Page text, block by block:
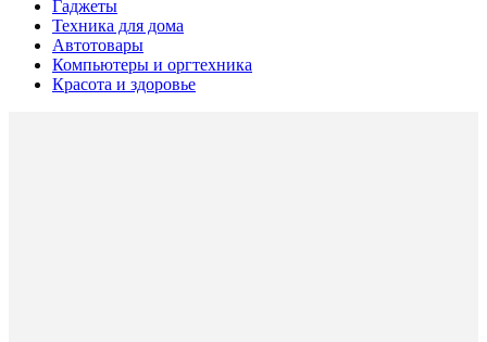
Гаджеты
Техника для дома
Автотовары
Компьютеры и оргтехника
Красота и здоровье